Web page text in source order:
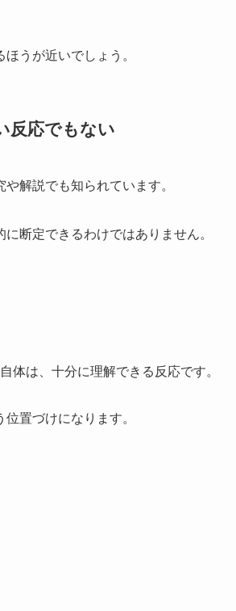
ほうが近いでしょう。
反応でもない
解説でも知られています。
断定できるわけではありません。
体は、十分に理解できる反応です。
位置づけになります。